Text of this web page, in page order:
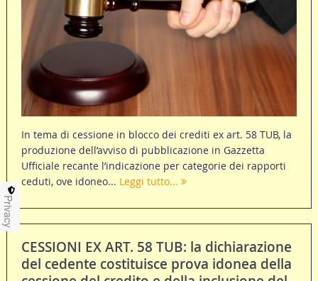
In tema di cessione in blocco dei crediti ex art. 58 TUB, la
produzione dell’avviso di pubblicazione in Gazzetta
Ufficiale recante l’indicazione per categorie dei rapporti
ceduti, ove idoneo... Leggi tutto...
CESSIONI EX ART. 58 TUB: la dichiarazione
del cedente costituisce prova idonea della
Privacy